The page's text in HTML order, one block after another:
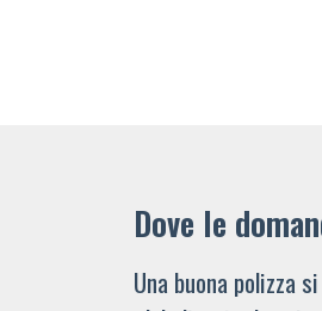
Dove le
Una buona polizza